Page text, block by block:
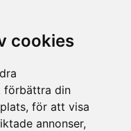
cookies
förbättra din
för att visa
annonser,